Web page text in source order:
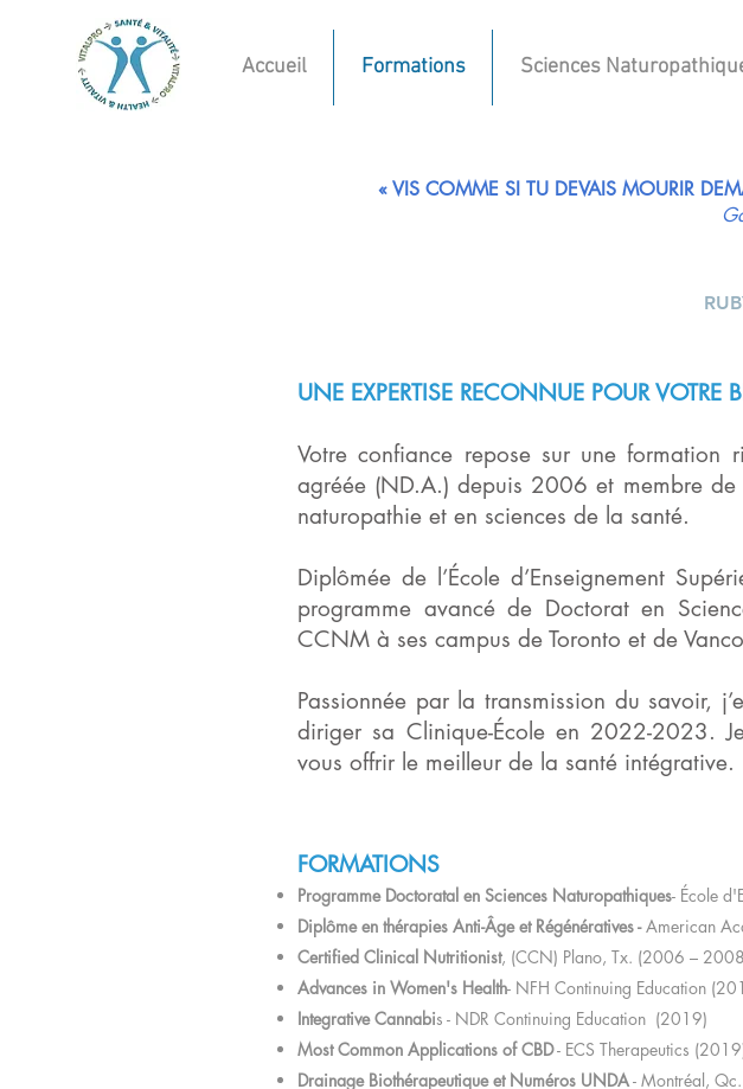
Accueil Formations Sciences
« VIS COMME SI TU DEVAIS MOURIR
UNE EXPERTISE RECONNUE POUR VOTRE
Votre confiance repose sur une formation
agréée (ND.A.) depuis 2006 et membre
naturopathie et en sciences de la santé.
Diplômée de l’École d’Enseignement
programme avancé de Doctorat en
CCNM à ses campus de Toronto et de
Passionnée par la transmission du savoir,
diriger sa Clinique-École en 2022-2023.
vous offrir le meilleur de la santé intégrative.
FORMATIONS
Programme Doctoratal en Sciences Naturopathiques- École
Diplôme en thérapies Anti-Âge et Régénératives -American
Certified Clinical Nutritionist, (CCN) Plano, Tx. (2006 –
Advances in Women's Health- NFH Continuing Education
Integrative Cannabis - NDR Continuing Education (2019)
Most Common Applications of CBD- ECS Therapeutics
Drainage Biothérapeutique et Numéros UNDA- Montréal,